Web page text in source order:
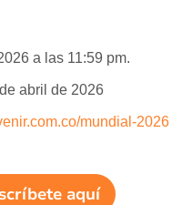
a las 11:59 pm.
abril de 2026
mundial-2026
aquí